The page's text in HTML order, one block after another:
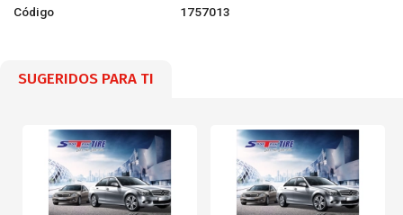
Código 1757013
SUGERIDOS PARA TI